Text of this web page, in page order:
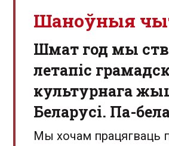
Шаноўныя
Шмат год мы
летапіс
культурнага
Беларусі. Па-
Мы хочам працягваць